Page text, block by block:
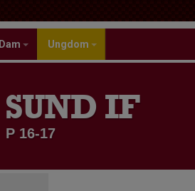
Dam Ungdom
SUND IF
P 16-17